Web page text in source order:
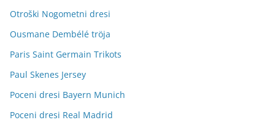
Otroški Nogometni dresi
Ousmane Dembélé tröja
Paris Saint Germain Trikots
Paul Skenes Jersey
Poceni dresi Bayern Munich
Poceni dresi Real Madrid